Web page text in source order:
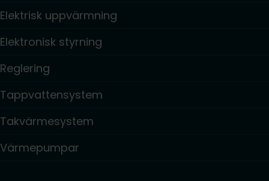
Elektrisk uppvärmning
Elektronisk styrning
Reglering
Tappvattensystem
Takvärmesystem
Värmepumpar